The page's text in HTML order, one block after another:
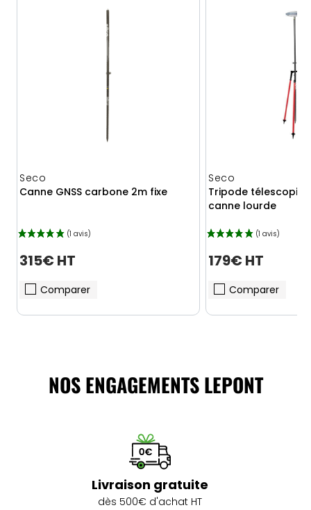
Seco
Canne GNSS carbone 2m fixe
315€ HT
Comparer
Seco
Tripode
canne lourde
179€ HT
Comparer
NOS ENGAGEMENTS LEPONT
Livraison gratuite
dès 500€ d'achat HT